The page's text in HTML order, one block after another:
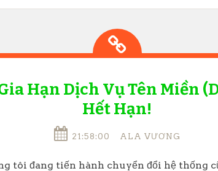
Hạn Dịch Vụ Tên Miền
Hết Hạn!
21:58:00 ALA VƯƠNG
tôi đang tiến hành chuyển đổi hệ thống